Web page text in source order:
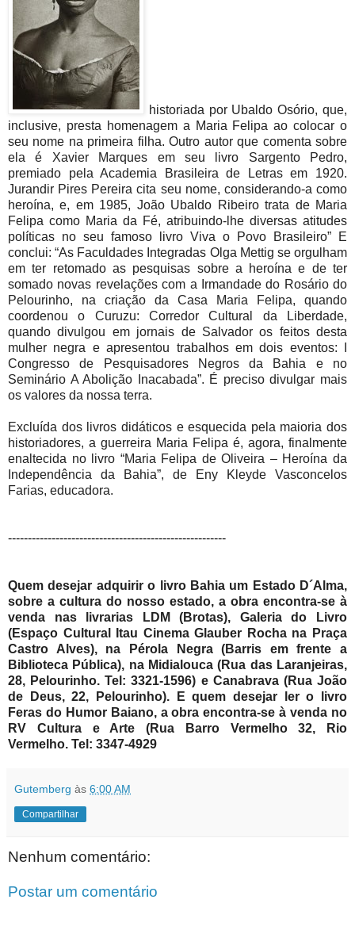
historiada por Ubaldo Osório, que,
inclusive, presta homenagem a Maria Felipa ao colocar o
seu nome na primeira filha. Outro autor que comenta sobre
ela é Xavier Marques em seu livro Sargento Pedro,
premiado pela Academia Brasileira de Letras em 1920.
Jurandir Pires Pereira cita seu nome, considerando-a como
heroína, e, em 1985, João Ubaldo Ribeiro trata de Maria
Felipa como Maria da Fé, atribuindo-lhe diversas atitudes
políticas no seu famoso livro Viva o Povo Brasileiro” E
conclui: “As Faculdades Integradas Olga Mettig se orgulham
em ter retomado as pesquisas sobre a heroína e de ter
somado novas revelações com a Irmandade do Rosário do
Pelourinho, na criação da Casa Maria Felipa, quando
coordenou o Curuzu: Corredor Cultural da Liberdade,
quando divulgou em jornais de Salvador os feitos desta
mulher negra e apresentou trabalhos em dois eventos: I
Congresso de Pesquisadores Negros da Bahia e no
Seminário A Abolição Inacabada”. É preciso divulgar mais
os valores da nossa terra.
Excluída dos livros didáticos e esquecida pela maioria dos
historiadores, a guerreira Maria Felipa é, agora, finalmente
enaltecida no livro “Maria Felipa de Oliveira – Heroína da
Independência da Bahia”, de Eny Kleyde Vasconcelos
Farias, educadora.
-------------------------------------------------------
Quem desejar adquirir o livro Bahia um Estado D´Alma,
sobre a cultura do nosso estado, a obra encontra-se à
venda nas livrarias LDM (Brotas), Galeria do Livro
(Espaço Cultural Itau Cinema Glauber Rocha na Praça
Castro Alves), na Pérola Negra (Barris em frente a
Biblioteca Pública), na Midialouca (Rua das Laranjeiras,
28, Pelourinho. Tel: 3321-1596) e Canabrava (Rua João
de Deus, 22, Pelourinho). E quem desejar ler o livro
Feras do Humor Baiano, a obra encontra-se à venda no
RV Cultura e Arte (Rua Barro Vermelho 32, Rio
Vermelho. Tel: 3347-4929
Gutemberg às 6:00 AM
Compartilhar
Nenhum comentário:
Postar um comentário